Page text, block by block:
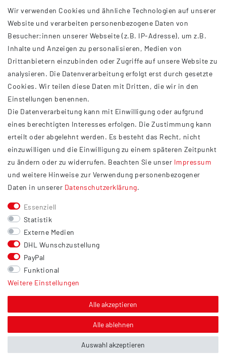
1 2 3 5
INFORMATIONEN
AGB
Impressum
Datenschutzerklärung
Widerrufsrecht
Barrierefreiheit
Service
Kontakt
Versand
Zahlung
Vertrag widerrufen
Sonstiges
Hinweis zur Entsorgung von Altbatterien & Altöl
Über uns
Wir verwenden Cookies und ähnliche Technologien auf unserer
Website und verarbeiten personenbezogene Daten von
Besucher:innen unserer Webseite (z.B. IP-Adresse), um z.B.
Inhalte und Anzeigen zu personalisieren, Medien von
Drittanbietern einzubinden oder Zugriffe auf unsere Website zu
analysieren. Die Datenverarbeitung erfolgt erst durch gesetzte
Cookies. Wir teilen diese Daten mit Dritten, die wir in den
Einstellungen benennen.
Die Datenverarbeitung kann mit Einwilligung oder aufgrund
eines berechtigten Interesses erfolgen. Die Zustimmung kann
erteilt oder abgelehnt werden. Es besteht das Recht, nicht
einzuwilligen und die Einwilligung zu einem späteren Zeitpunkt
zu ändern oder zu widerrufen. Beachten Sie unser Impressum
und weitere Hinweise zur Verwendung personenbezogener
Daten in unserer Daten­schutz­erklärung.
Essenziell
Statistik
Externe Medien
DHL Wunschzustellung
PayPal
Funktional
Weitere Einstellungen
Alle akzeptieren
Alle ablehnen
Auswahl akzeptieren